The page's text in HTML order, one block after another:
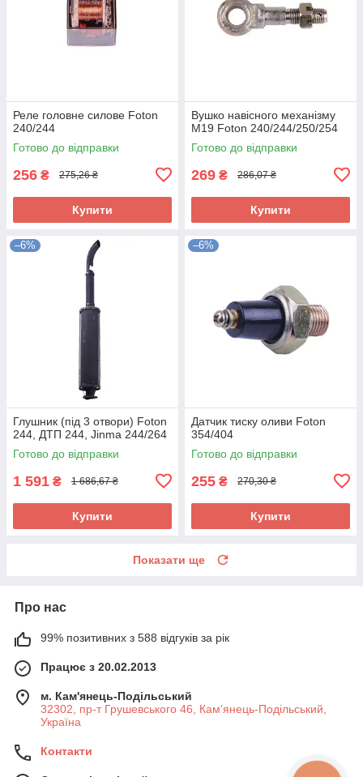
Реле головне силове Foton
240/244
Готово до відправки
256 ₴ 275,26 ₴
Купити
Вушко навісного механізму
М19 Foton 240/244/250/254
Готово до відправки
269 ₴ 286,07 ₴
Купити
–6%
Глушник (під 3 отвори) Foton
244, ДТП 244, Jinma 244/264
Готово до відправки
1 591 ₴ 1 686,67 ₴
Купити
–6%
Датчик тиску оливи Foton
354/404
Готово до відправки
255 ₴ 270,30 ₴
Купити
Показати ще
Про нас
99% позитивних з 588 відгуків за рік
Працює з 20.02.2013
м. Кам'янець-Подільський
32302, пр-т Грушевського 46, Кам'янець-Подільський,
Україна
Контакти